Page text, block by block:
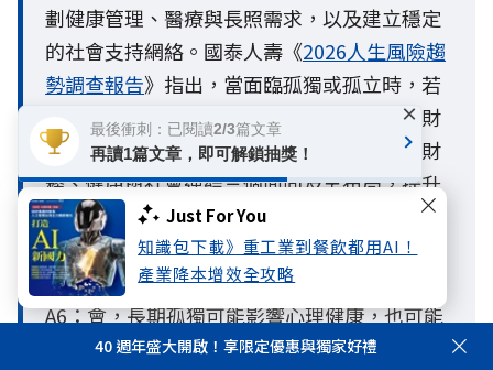
Just For You
知識包下載》重工業到餐飲都用AI！
產業降本增效全攻略
劃健康管理、醫療與長照需求，以及建立穩定
的社會支持網絡。國泰人壽《2026人生風險趨
勢調查報告》指出，當面臨孤獨或孤立時，若
缺乏完善的準備與支持系統，身體、心理與財
務風險都可能被放大。因此，退休準備應從財
務、健康與社會連結三個面向及早布局，提升
面對未來人生風險的韌性。
Q6. 孤獨真的會影響健康嗎？
A6：會，長期孤獨可能影響心理健康，也可能
進一步影響身體健康與生活品質。孤獨與孤立
40 週年盛大開啟！享限定優惠與獨家好禮
最後衝刺：已閱讀2/3篇文章
再讀1篇文章，即可解鎖抽獎！
×